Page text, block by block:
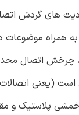
های گردش
همراه موضوعات
(یعنی اتصالات
خمشی پلاستیک و